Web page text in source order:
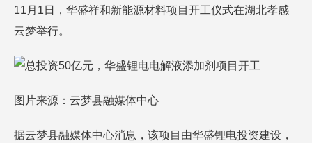
11月1日，华盛祥和新能源材料项目开工仪式在湖北孝感
云梦举行。
图片来源：云梦县融媒体中心
据云梦县融媒体中心消息，该项目由华盛锂电投资建设，